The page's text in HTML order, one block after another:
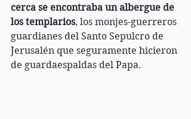
cerca se encontraba un albergue de
los templarios, los monjes-guerreros
guardianes del Santo Sepulcro de
Jerusalén que seguramente hicieron
de guardaespaldas del Papa.